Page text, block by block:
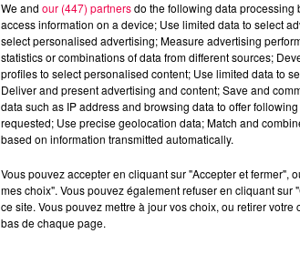
We and our (447) partnersdo the following data processing
access information on a device; Use limited data to select
select personalised advertising; Measure advertising
statistics or combinations of data from different sources;
profiles to select personalised content; Use limited data to
Deliver and present advertising and content; Save and
data such as IP address and browsing data to offer
requested; Use precise geolocation data; Match and
based on information transmitted automatically.
Vous pouvez accepter en cliquant sur "Accepter et
mes choix". Vous pouvez également refuser en cliquant
ce site. Vous pouvez mettre à jour vos choix, ou retirer
bas de chaque page.